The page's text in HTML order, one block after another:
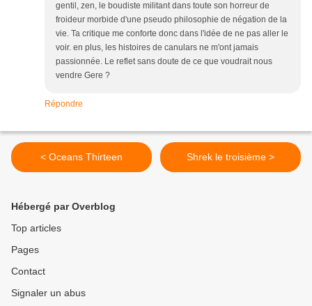
gentil, zen, le boudiste militant dans toute son horreur de
froideur morbide d'une pseudo philosophie de négation de la
vie. Ta critique me conforte donc dans l'idée de ne pas aller le
voir. en plus, les histoires de canulars ne m'ont jamais
passionnée. Le reflet sans doute de ce que voudrait nous
vendre Gere ?
Répondre
< Oceans Thirteen Shrek le troisième >
Hébergé par Overblog
Top articles
Pages
Contact
Signaler un abus